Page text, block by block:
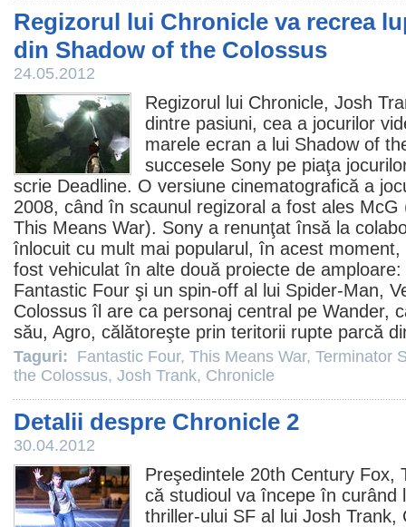
Regizorul lui Chronicle va recrea
din Shadow of the Colossus
24.05.2012
Regizorul lui Chronicle, Josh
dintre pasiuni, cea a jocurilor
marele ecran a lui Shadow of
succesele Sony pe piaţa
scrie Deadline. O versiune cinematografică a
2008, când în scaunul regizoral a fost ales McG
This Means War). Sony a renunţat însă la
înlocuit cu mult mai popularul, în acest moment,
fost vehiculat în alte două proiecte de
Fantastic Four şi un spin-off al lui Spider-Man,
Colossus îl are ca personaj central pe Wander,
său, Agro, călătoreşte prin teritorii rupte parcă
Taguri: Fantastic Four, This Means War, Terminator
the Colossus, Josh Trank, Chronicle
Detalii despre Chronicle 2
30.04.2012
Preşedintele 20th Century Fox,
că studioul va începe în curând
thriller-ului SF al lui Josh Trank,